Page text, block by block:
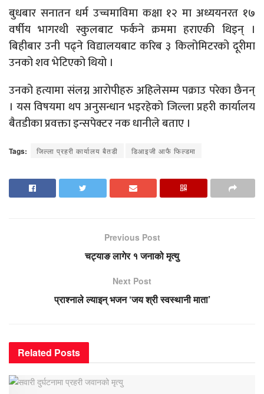
बुधबार सनातन धर्म उच्चमाविमा कक्षा १२ मा अध्ययनरत १७
वर्षीय भागरथी स्कुलबाट फर्कने क्रममा हराएकी थिइन् ।
बिहीबार उनी पढ्ने विद्यालयबाट करिब ३ किलोमिटरको दूरीमा
उनको शव भेटिएको थियो ।
उनको हत्यामा संलग्न आरोपीहरु अहिलेसम्म पक्राउ परेका छैनन्
। यस विषयमा थप अनुसन्धान भइरहेको जिल्ला प्रहरी कार्यालय
बैतडीका प्रवक्ता इन्सपेक्टर नक धानीले बताए ।
Tags: जिल्ला प्रहरी कार्यालय बैतडी डिआइजी आफै फिल्डमा
Previous Post
चट्याङ लागेर १ जनाको मृत्यु
Next Post
प्राश्नाले ल्याइन् भजन ‘जय श्री स्वस्थानी माता’
Related Posts